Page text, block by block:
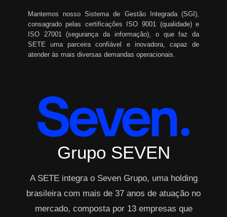
Mantemos nosso Sistema de Gestão Integrada (SGI),
consagrado pelas certificações ISO 9001 (qualidade) e
ISO 27001 (segurança da informação), o que faz da
SETE uma parceira confiável e inovadora, capaz de
atender às mais diversas demandas operacionais.
Grupo SEVEN
A SETE integra o Seven Grupo, uma holding
brasileira com mais de 37 anos de atuação no
mercado, composta por 13 empresas que